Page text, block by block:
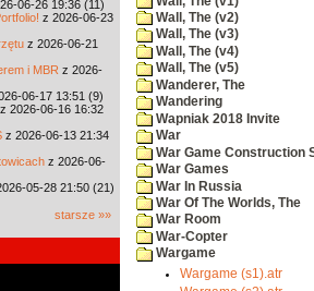
06-26 19:36 (11)
z 2026-06-23
z 2026-06-21
i MBR z 2026-
06-17 13:51 (9)
z 2026-06-16 16:32
z 2026-06-13 21:34
z 2026-06-
05-28 21:50 (21)
starsze »»
Wall, The (v2)
Wall, The (v3)
Wall, The (v4)
Wall, The (v5)
Wanderer, The
Wandering
Wapniak 2018 Invite
War
War Game Construction
War Games
War In Russia
War Of The Worlds, The
War Room
War-Copter
Wargame
Wargame (s1).atr